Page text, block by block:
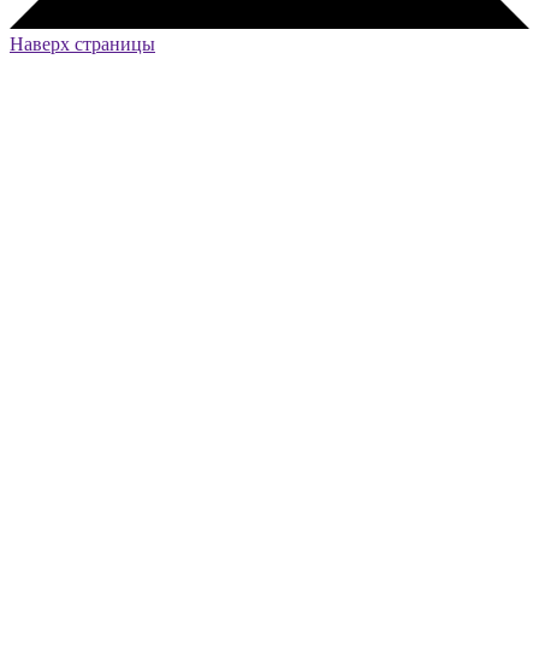
Наверх страницы